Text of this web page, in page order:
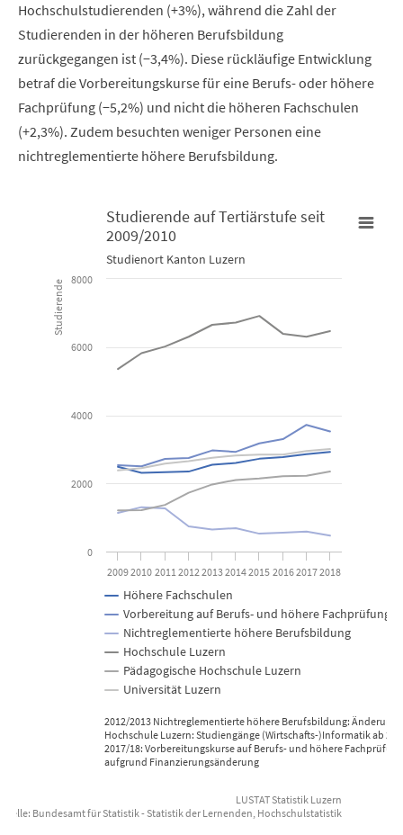
Hochschulstudierenden (+3%), während die Zahl der
Studierenden in der höheren Berufsbildung
zurückgegangen ist (−3,4%). Diese rückläufige Entwicklung
betraf die Vorbereitungskurse für eine Berufs- oder höhere
Fachprüfung (−5,2%) und nicht die höheren Fachschulen
(+2,3%). Zudem besuchten weniger Personen eine
nichtreglementierte höhere Berufsbildung.
Studierende auf Tertiärstufe seit 2009/2010
Line chart with 6 lines.
Studienort Kanton Luzern
View as data table, Studierende auf Tertiärstufe seit 2009/
The chart has 1 Y axis displaying Studierende. Data ranges from
2012/2013 Nichtreglementierte höhere Berufsbildung: Änderung
Hochschule Luzern: Studiengänge (Wirtschafts-)Informatik ab
2017/18: Vorbereitungskurse auf Berufs- und höhere
aufgrund Finanzierungsänderung
Studierende
Studierende auf Tertiärstufe seit
2009/2010
Studienort Kanton Luzern
Höhere Fachschulen
Vorbereitung auf Berufs- und höhere Fachprüfungen
Nichtreglementierte höhere Berufsbildung
Hochschule Luzern
Pädagogische Hochschule Luzern
Universität Luzern
20092010 20112012201320142015 201620172018
0
2000
4000
6000
8000
LUSTAT Statistik Luzern
Bundesamt für Statistik - Statistik der Lernenden, Hochschulstatistik